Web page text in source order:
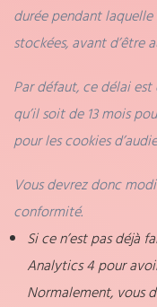
durée pendant
stockées, avant d’être
Par défaut, ce délai est
qu’il soit de 13 mois
pour les cookies
Vous devrez donc
conformité.
Si ce n’est pas déjà
Analytics 4 pour
Normalement, vous